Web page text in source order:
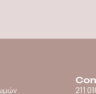
211